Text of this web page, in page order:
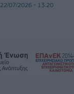
22/07/2026 - 13:20